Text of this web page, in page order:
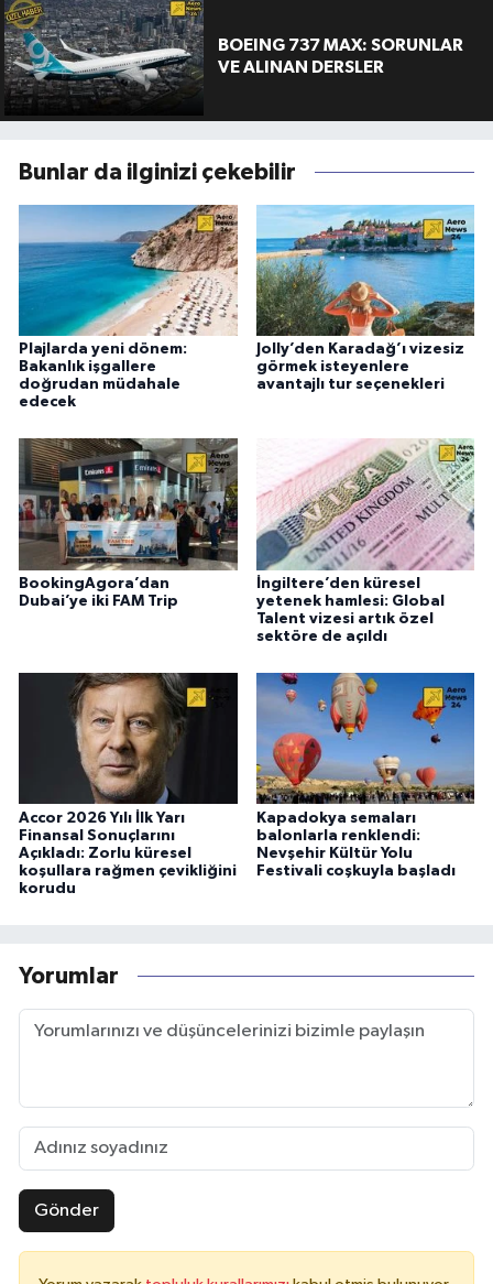
BOEING 737 MAX: SORUNLAR
VE ALINAN DERSLER
Bunlar da ilginizi çekebilir
Plajlarda yeni dönem:
Bakanlık işgallere
doğrudan müdahale
edecek
Jolly’den Karadağ’ı vizesiz
görmek isteyenlere
avantajlı tur seçenekleri
BookingAgora’dan
Dubai’ye iki FAM Trip
İngiltere’den küresel
yetenek hamlesi: Global
Talent vizesi artık özel
sektöre de açıldı
Accor 2026 Yılı İlk Yarı
Finansal Sonuçlarını
Açıkladı: Zorlu küresel
koşullara rağmen çevikliğini
korudu
Kapadokya semaları
balonlarla renklendi:
Nevşehir Kültür Yolu
Festivali coşkuyla başladı
Yorumlar
Gönder